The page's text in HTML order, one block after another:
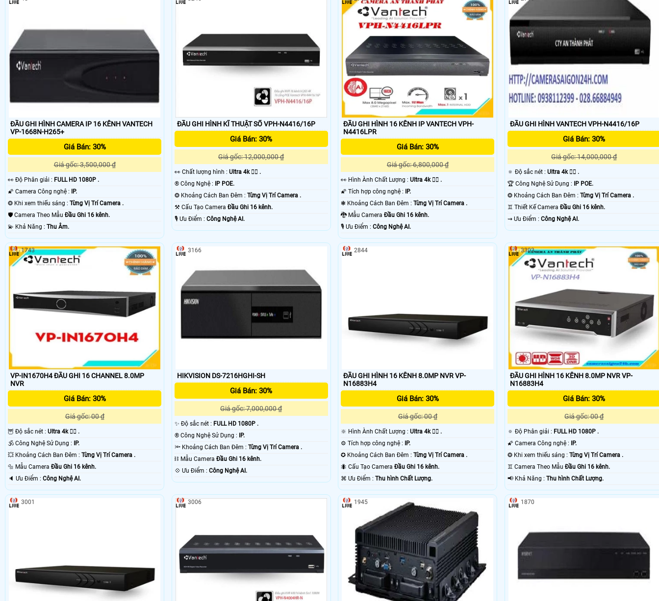
'
ĐẦU GHI HÌNH CAMERA IP 16 KÊNH VANTECH
VP-1668N-H265+
Giá Bán: 30%
Giá gốc: 3,500,000 ₫
️👀 Độ Phân giải : FULL HD 1080P .
🌠 Camera Công nghệ : IP.
❂ Khi xem thiếu sáng : Từng Vị Trí Camera .
🛡 Camera Theo Mẫu Đầu Ghi 16 kênh.
️💫 Khả Năng : Thu Âm.
ĐẦU GHI HÌNH KĨ THUẬT SỐ VPH-N4416/16P
Giá Bán: 30%
Giá gốc: 12,000,000 ₫
️👀 Chất lượng hình : Ultra 4k 👍🏾 .
®️ Công Nghệ : IP POE.
❂ Khoảng Cách Ban Đêm : Từng Vị Trí Camera .
⚒ Cấu Tạo Camera Đầu Ghi 16 kênh.
️🎙 Ưu Điểm : Công Nghệ AI.
ĐẦU GHI HÌNH 16 KÊNH IP VANTECH VPH-
N4416LPR
Giá Bán: 30%
Giá gốc: 6,800,000 ₫
️👀 Hình Ành Chất Lượng :Ultra 4k 👍🏾 .
🌠 Tích hợp công nghệ : IP.
❃ Khoảng Cách Ban Đêm :Từng Vị Trí Camera .
🐉️ Mẫu CameraĐầu Ghi 16 kênh.
️🎙 Ưu Điểm :Công Nghệ AI.
ĐẦU GHI HÌNH VANTECH VPH-N4416/16P
Giá Bán: 30%
Giá gốc: 14,000,000 ₫
🔅 Độ sắc nét : Ultra 4k 👍🏾 .
🏆 Công Nghệ Sử Dụng : IP POE.
❂ Khoảng Cách Ban Đêm : Từng Vị Trí Camera .
♊ Thiết Kế Camera Đầu Ghi 16 kênh.
️⇝ Ưu Điểm : Công Nghệ AI.
VP-IN1670H4 ĐẦU GHI 16 CHANNEL 8.0MP
NVR
Giá Bán: 30%
Giá gốc: 00 ₫
🦉 Độ sắc nét : Ultra 4k 👍🏾 .
🕉️ Công Nghệ Sử Dụng : IP.
💥 Khoảng Cách Ban Đêm : Từng Vị Trí Camera .
🔩 Mẫu Camera Đầu Ghi 16 kênh.
️🔈 Ưu Điểm : Công Nghệ AI.
1743
HIKVISION DS-7216HGHI-SH
Giá Bán: 30%
Giá gốc: 7,000,000 ₫
✨ Độ sắc nét : FULL HD 1080P .
®️ Công Nghệ Sử Dụng : IP.
🔦 Khoảng Cách Ban Đêm : Từng Vị Trí Camera .
⛓ Mẫu Camera Đầu Ghi 16 kênh.
️💠 Ưu Điểm : Công Nghệ AI.
3166
ĐẦU GHI HÌNH 16 KÊNH 8.0MP NVR VP-
N16883H4
Giá Bán: 30%
Giá gốc: 00 ₫
🔆 Hình Ành Chất Lượng :Ultra 4k 👍🏾 .
⚙ Tích hợp công nghệ : IP.
✪ Khoảng Cách Ban Đêm :Từng Vị Trí Camera .
🐜 Cấu Tạo CameraĐầu Ghi 16 kênh.
️⌘ Ưu Điểm :Thu hình Chất Lượng.
2844
ĐẦU GHI HÌNH 16 KÊNH 8.0MP NVR VP-
N16883H4
Giá Bán: 30%
Giá gốc: 00 ₫
🔅 Độ Phân giải : FULL HD 1080P .
🌠 Camera Công nghệ : IP.
❂ Khi xem thiếu sáng : Từng Vị Trí Camera .
♊ Camera Theo Mẫu Đầu Ghi 16 kênh.
️📢 Khả Năng : Thu hình Chất Lượng.
3303
3001 3006 1945 1870